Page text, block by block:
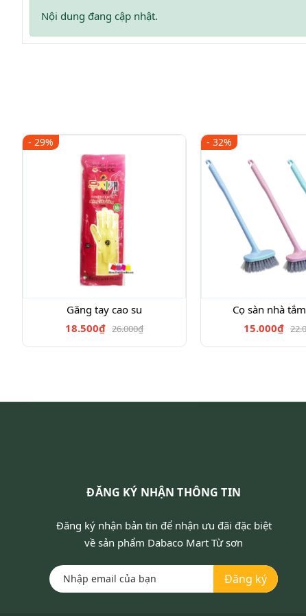
Nội dung đang cập nhật.
- 29%
Găng tay cao su
18.500₫ 26.000₫
- 32%
Cọ sàn nhà
15.000₫
ĐĂNG KÝ NHẬN THÔNG TIN
Đăng ký nhận bản tin để nhận ưu đãi đặc biệt
về sản phẩm Dabaco Mart Từ sơn
Đăng ký